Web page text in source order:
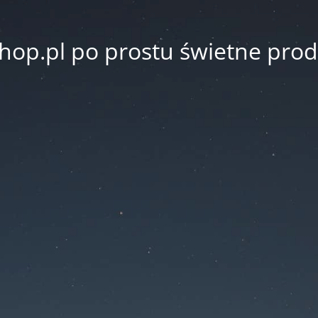
po prostu świetne